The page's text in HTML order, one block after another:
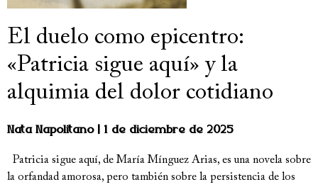
El duelo como epicentro:
«Patricia sigue aquí» y la
alquimia del dolor cotidiano
Nata Napolitano 1 de diciembre de 2025
Patricia sigue aquí, de María Mínguez Arias, es una novela sobre
la orfandad amorosa, pero también sobre la persistencia de los